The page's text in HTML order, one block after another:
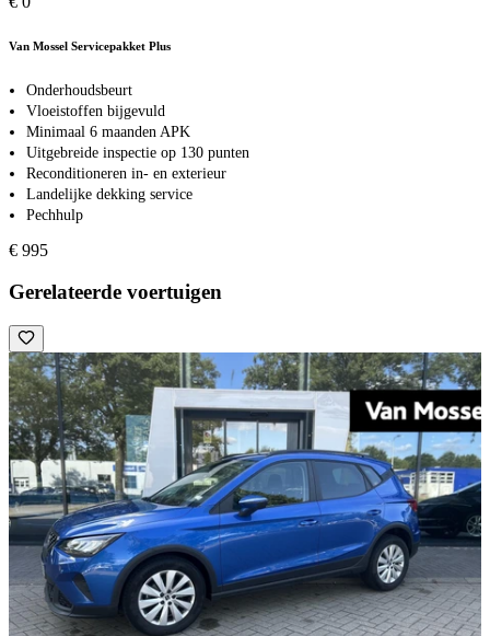
Van Mossel Servicepakket Plus
Onderhoudsbeurt
Vloeistoffen bijgevuld
Minimaal 6 maanden APK
Uitgebreide inspectie op 130 punten
Reconditioneren in- en exterieur
Landelijke dekking service
Pechhulp
€ 995
Gerelateerde voertuigen